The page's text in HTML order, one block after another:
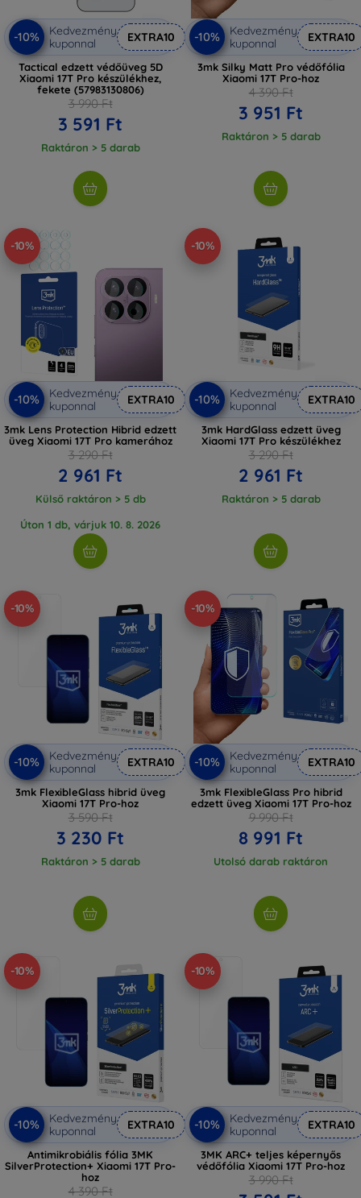
-10%
Kedvezmény
kuponnal
EXTRA10
Tactical edzett védőüveg 5D
Xiaomi 17T Pro készülékhez,
fekete (57983130806)
3 990 Ft
3 591 Ft
Raktáron > 5 darab
-10%
Kedvezmény
kuponnal
EXTRA10
3mk Silky Matt Pro védőfólia
Xiaomi 17T Pro-hoz
4 390 Ft
3 951 Ft
Raktáron > 5 darab
-10%
-10%
Kedvezmény
kuponnal
EXTRA10
3mk Lens Protection Hibrid edzett
üveg Xiaomi 17T Pro kamerához
3 290 Ft
2 961 Ft
Külső raktáron > 5 db
Úton 1 db, várjuk 10. 8. 2026
-10%
-10%
Kedvezmény
kuponnal
EXTRA10
3mk HardGlass edzett üveg
Xiaomi 17T Pro készülékhez
3 290 Ft
2 961 Ft
Raktáron > 5 darab
-10%
-10%
Kedvezmény
kuponnal
EXTRA10
3mk FlexibleGlass hibrid üveg
Xiaomi 17T Pro-hoz
3 590 Ft
3 230 Ft
Raktáron > 5 darab
-10%
-10%
Kedvezmény
kuponnal
EXTRA10
3mk FlexibleGlass Pro hibrid
edzett üveg Xiaomi 17T Pro-hoz
9 990 Ft
8 991 Ft
Utolsó darab raktáron
-10%
-10%
Kedvezmény
kuponnal
EXTRA10
Antimikrobiális fólia 3MK
SilverProtection+ Xiaomi 17T Pro-
hoz
4 390 Ft
-10%
-10%
Kedvezmény
kuponnal
EXTRA10
3MK ARC+ teljes képernyős
védőfólia Xiaomi 17T Pro-hoz
3 990 Ft